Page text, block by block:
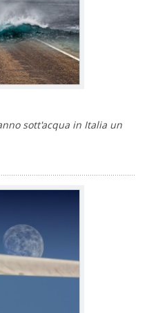
sott'acqua in Italia un